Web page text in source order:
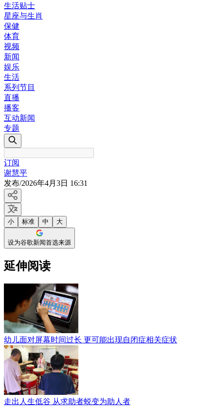
生活贴士
星座与生肖
保健
体育
视频
新闻
娱乐
生活
系列节目
直播
播客
互动新闻
专题
订阅
谢慧平
发布/2026年4月3日 16:31
小 标准 中 大
设为谷歌新闻首选来源
延伸阅读
幼儿面对屏幕时间过长 更可能出现自闭症相关症状
走出人生低谷 从求助者蜕变为助人者